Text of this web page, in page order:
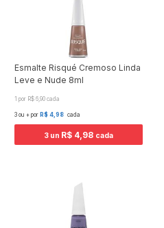
Esmalte Risqué Cremoso Linda
Leve e Nude 8ml
1 por R$ 6,90 cada
3 ou + por R$ 4,98 cada
3 un R$ 4,98 cada